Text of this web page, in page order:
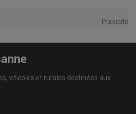
Publicité
viticoles et rurales destinées aux